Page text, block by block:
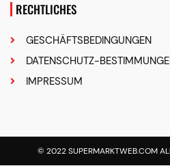
RECHTLICHES
GESCHÄFTSBEDINGUNGEN
DATENSCHUTZ-
IMPRESSUM
© 2022 SUPERMARKTWEB.COM